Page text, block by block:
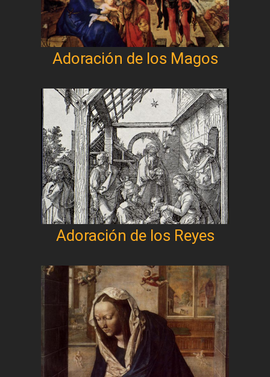
Adoración de los Magos
Adoración de los Reyes